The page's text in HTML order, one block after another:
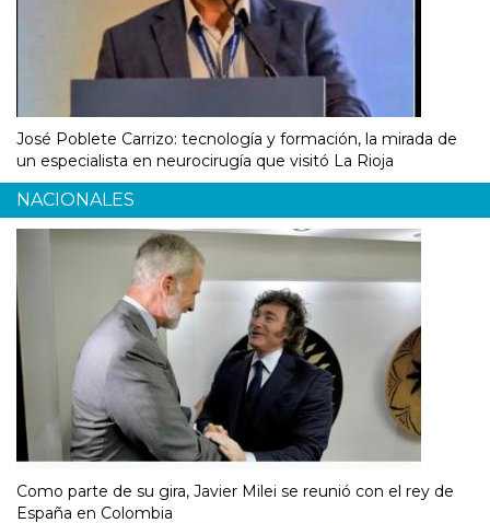
José Poblete Carrizo: tecnología y formación, la mirada de
un especialista en neurocirugía que visitó La Rioja
NACIONALES
Como parte de su gira, Javier Milei se reunió con el rey de
España en Colombia